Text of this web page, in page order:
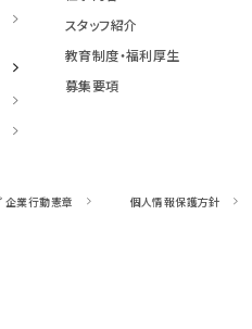
スタッフ紹介
教育制度・福利厚生
募集要項
企業行動憲章 個人情報保護方針